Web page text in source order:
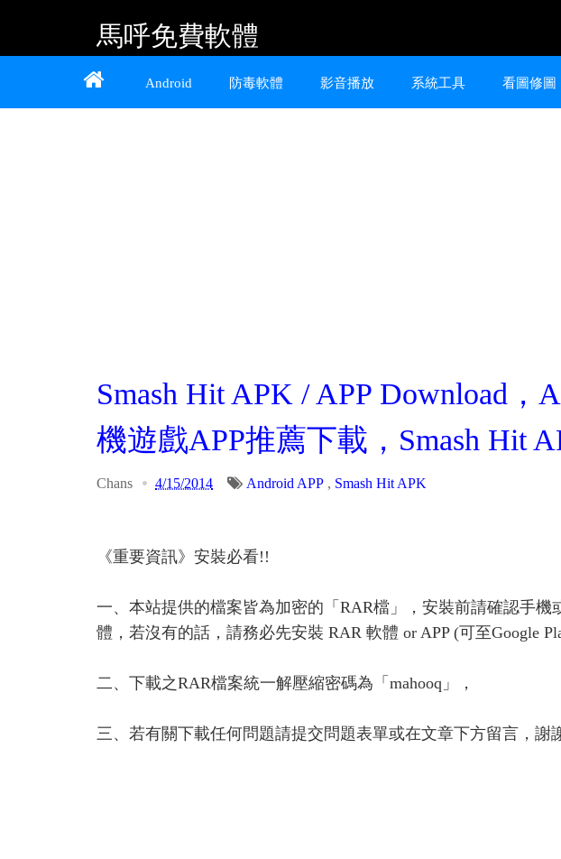
Home About Contact
馬呼免費軟體
提供 Android、iOS 好用的手機應用程式及
Android 防毒軟體 影音播放 系統工具 看圖修圖
Smash Hit APK / APP Download，
機遊戲APP推薦下載，Smash Hit
Chans 4/15/2014 Android APP , Smash Hit APK
《重要資訊》安裝必看!!
一、本站提供的檔案皆為加密的「RAR檔」，安裝前請確認手機
體，若沒有的話，請務必先安裝 RAR 軟體 or APP (可至Google
二、下載之RAR檔案統一解壓縮密碼為「mahooq」，
三、若有關下載任何問題請提交問題表單或在文章下方留言，謝